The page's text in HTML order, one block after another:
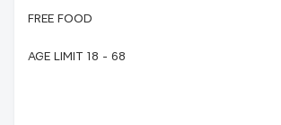
FREE FOOD
AGE LIMIT 18 - 68